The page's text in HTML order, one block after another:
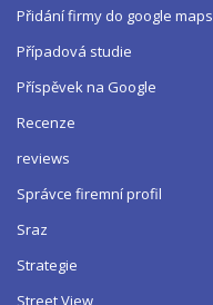
Přidání firmy do google maps
Případová studie
Příspěvek na Google
Recenze
reviews
Správce firemní profil
Sraz
Strategie
Street View